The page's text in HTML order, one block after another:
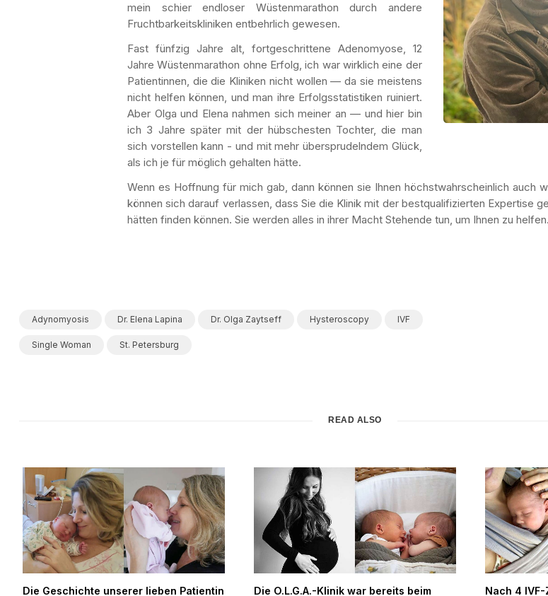
mein schier endloser Wüstenmarathon durch andere
Fruchtbarkeitskliniken entbehrlich gewesen.
Fast fünfzig Jahre alt, fortgeschrittene Adenomyose, 12
Jahre Wüstenmarathon ohne Erfolg, ich war wirklich eine der
Patientinnen, die die Kliniken nicht wollen — da sie meistens
nicht helfen können, und man ihre Erfolgsstatistiken ruiniert.
Aber Olga und Elena nahmen sich meiner an — und hier bin
ich 3 Jahre später mit der hübschesten Tochter, die man
sich vorstellen kann - und mit mehr übersprudelndem Glück,
als ich je für möglich gehalten hätte.
Wenn es Hoffnung für mich gab, dann können sie Ihnen höchstwahrscheinlich auch
können sich darauf verlassen, dass Sie die Klinik mit der bestqualifizierten Expertise
hätten finden können. Sie werden alles in ihrer Macht Stehende tun, um Ihnen zu helfen.
Adynomyosis Dr. Elena Lapina Dr. Olga Zaytseff Hysteroscopy IVF
Single Woman St. Petersburg
READ ALSO
Die Geschichte unserer lieben Patientin Die O.L.G.A.-Klinik war bereits beim Nach 4